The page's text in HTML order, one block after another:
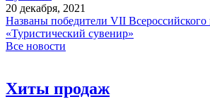
20 декабря, 2021
Названы победители VII Всероссийского
«Туристический сувенир»
Все новости
Хиты продаж